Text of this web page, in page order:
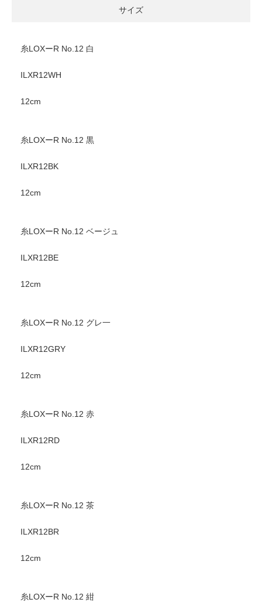
サイズ
糸LOXーR No.12 白
ILXR12WH
12cm
糸LOXーR No.12 黒
ILXR12BK
12cm
糸LOXーR No.12 ベージュ
ILXR12BE
12cm
糸LOXーR No.12 グレ一
ILXR12GRY
12cm
糸LOXーR No.12 赤
ILXR12RD
12cm
糸LOXーR No.12 茶
ILXR12BR
12cm
糸LOXーR No.12 紺